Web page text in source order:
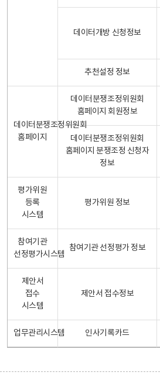
데이터개방 신청정보
추천설정 정보
데이터분쟁조정위원회
홈페이지
데이터분쟁조정위원회
홈페이지 회원정보
데이터분쟁조정위원회
홈페이지 분쟁조정 신청자
정보
평가위원
등록
시스템
평가위원 정보
참여기관
선정평가시스템
참여기관 선정평가 정보
제안서
접수
시스템
제안서 접수정보
업무관리시스템 인사기록카드